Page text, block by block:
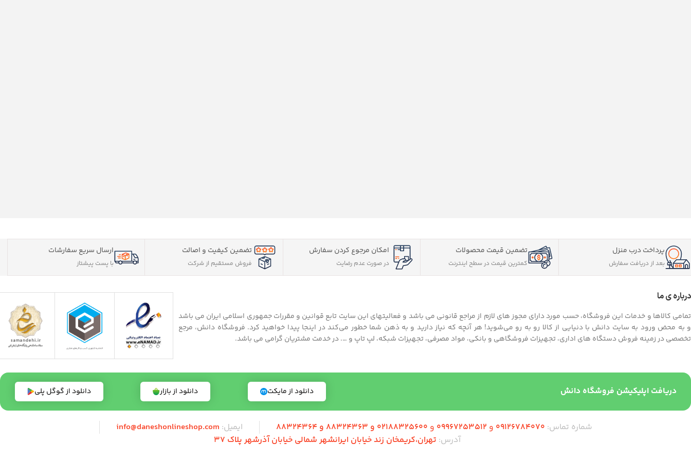
پرداخت درب منزل
بعد از دریافت سفارش
تضمین قیمت محصولات
کمترین قیمت در سطح اینترنت
امکان مرجوع کردن سفارش
در صورت عدم رضایت
تضمین کیفیت و اصالت
فروش مستقیم از شرکت
ارسال سریع سفارشات
با پست پیشتاز
درباره ی ما
تمامی کالاها و خدمات این فروشگاه، حسب مورد دارای مجوز های لازم از مراجع قانونی می باشد و فعالیتهای این سایت تابع قوانین و مقررات جمهوری اسلامی ایران می باشد
و به محض ورود به سایت دانش با دنیایی از کالا رو به رو می‌شوید! هر آنچه که نیاز دارید و به ذهن شما خطور می‌کند در اینجا پیدا خواهید کرد. فروشگاه دانش، مرجع
تخصصی در زمینه فروش دستگاه های اداری، تجهیزات فروشگاهی و بانکی، مواد مصرفی، تجهیزات شبکه، لپ تاپ و …. در خدمت مشتریان گرامی می باشد.
دریافت اپلیکیشن فروشگاه دانش دانلود از مایکت دانلود از بازار دانلود از گوگل پلی
شماره تماس: 09126784070 و 09967253512 و 02188325600 و 88324363 و 88324364 ایمیل: info@daneshonlineshop.com
آدرس: تهران،‌کریمخان زند خیابان ایرانشهر شمالی خیابان آذرشهر پلاک 37